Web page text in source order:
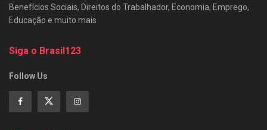
Benefícios Sociais, Direitos do Trabalhador, Economia, Emprego,
Educação e muito mais
Siga o Brasil123
Follow Us